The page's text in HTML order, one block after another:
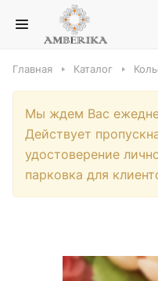
Главная Каталог
Мы ждем Вас
Действует
удостоверение
парковка для